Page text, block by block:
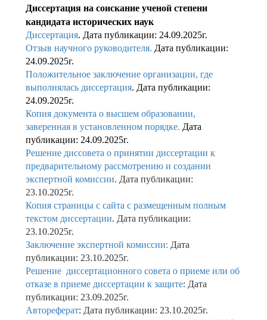
Диссертация на соискание ученой степени
кандидата исторических наук
Диссертация. Дата публикации: 24.09.2025г.
Отзыв научного руководителя. Дата публикации:
24.09.2025г.
Положительное заключение организации, где
выполнялась диссертация. Дата публикации:
24.09.2025г.
Копия документа о высшем образовании,
заверенная в установленном порядке. Дата
публикации: 24.09.2025г.
Решение диссовета о принятии диссертации к
предварительному рассмотрению и создании
экспертной комиссии. Дата публикации:
23.10.2025г.
Копия страницы с сайта с размещенным полным
текстом диссертации. Дата публикации:
23.10.2025г.
Заключение экспертной комиссии: Дата
публикации: 23.10.2025г.
Решение диссертационного совета о приеме или об
отказе в приеме диссертации к защите: Дата
публикации: 23.09.2025г.
Автореферат: Дата публикации: 23.10.2025г.